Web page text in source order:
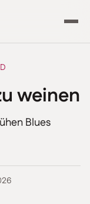
weinen
Blues